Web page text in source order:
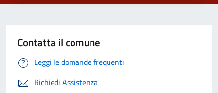
Contatta il comune
Leggi le domande frequenti
Richiedi Assistenza